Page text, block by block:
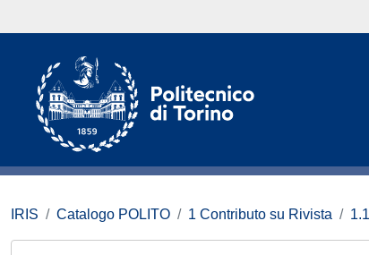
IRIS Catalogo POLITO 1 Contributo su Rivista